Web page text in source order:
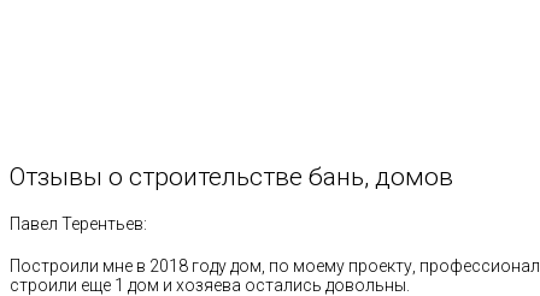
Отзывы о строительстве бань, домов
Павел Терентьев:
Построили мне в 2018 году дом, по моему проекту,
строили еще 1 дом и хозяева остались довольны.